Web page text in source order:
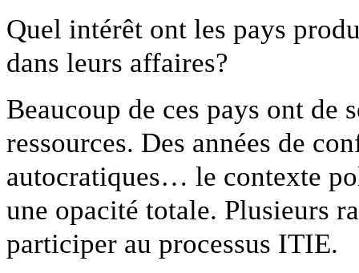
Quel intérêt ont les pays
dans leurs affaires?
Beaucoup de ces pays ont de
ressources. Des années de
autocratiques… le contexte
une opacité totale. Plusieurs
participer au processus ITIE.